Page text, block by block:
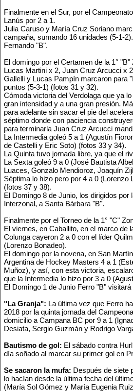
Finalmente en el Sur, por el
Lanús por 2 a 1.
Julia Caruso y María Cruz Soriano
campaña, sumando 16 unidades (5-1-
Fernando "B".
El domingo por el Certamen de la 1°
Lucas Martini x 2, Juan Cruz Arcucci x
Gallelli y Lucas Pampín marcaron para
puntos (5-3-1) (fotos 31 y 32).
Cómoda victoria del Verdolaga que ya
gran intensidad y a una gran presión.
para adelante sin sacar el pie del
séptimo donde con paciencia
para terminarla Juan Cruz Arcucci
La Intermedia goleó 5 a 1 (Agustín
de Castelli y Eric Soto) (fotos 33 y 34).
La Quinta tuvo jornada libre, ya que el
La Sexta goleó 9 a 0 (José Bautista
Luaces, Gonzalo Mendioroz, Joaquín
Séptima lo hizo pero por 4 a 0
(fotos 37 y 38).
El Domingo 8 de Junio, los dirigidos
Interzonal, a Santa Bárbara "B".
Finalmente por el Torneo de la 1° "C"
El viernes, en Caballito, en el marco de
Colunga cayeron 2 a 0 con el líder
(Lorenzo Bonadeo).
El domingo por la novena, en San
Argentina de Hockey Masters 4 a 1
Muñoz), y así, con esta victoria,
que la Intermedia lo hizo por 3 a 0
El Domingo 1 de Junio Ferro "B" visitará
"La Granja": La última vez que Ferro
2018 por la quinta jornada del
domicilio a Campana BC por 9 a 1
Desiata, Sergio Guzmán y Rodrigo
Bautismo de gol: El sábado contra
día soñado al marcar su primer gol en
Se sacaron la mufa: Después de siete
lo hacían desde la última fecha del
(María Sol Gómez y María Eugenia